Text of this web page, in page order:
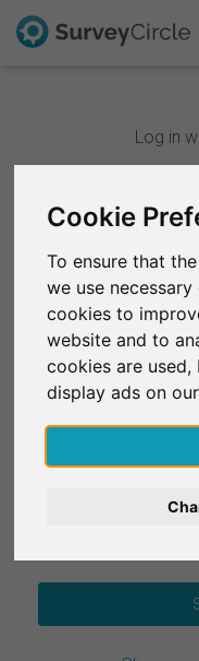
Cookie
To ensure that
we use
cookies to
website and to
cookies are
display ads on
Log in
E-mail*
Mot de passe*